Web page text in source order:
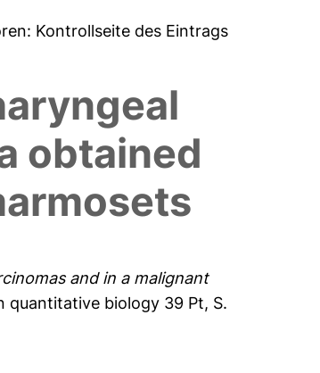
Kontrollseite des Eintrags
obtained
and in a malignant
quantitative biology 39 Pt, S.